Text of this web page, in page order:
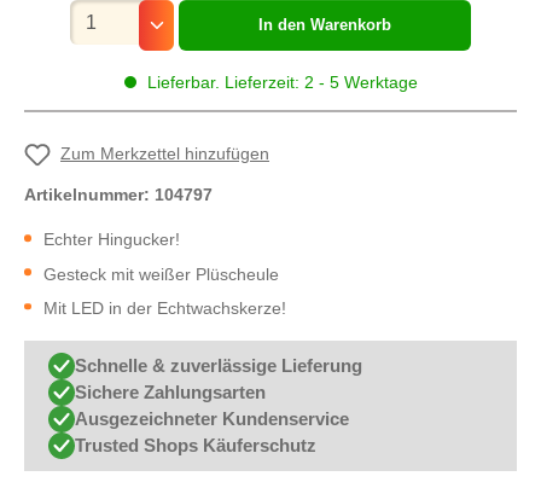
Lieferbar. Lieferzeit: 2 - 5 Werktage
Mengenauswahl
In den Warenkorb
Zum Merkzettel hinzufügen
Artikelnummer: 104797
Echter Hingucker!
Gesteck mit weißer Plüscheule
Mit LED in der Echtwachskerze!
Schnelle & zuverlässige Lieferung
Sichere Zahlungsarten
Ausgezeichneter Kundenservice
Trusted Shops Käuferschutz